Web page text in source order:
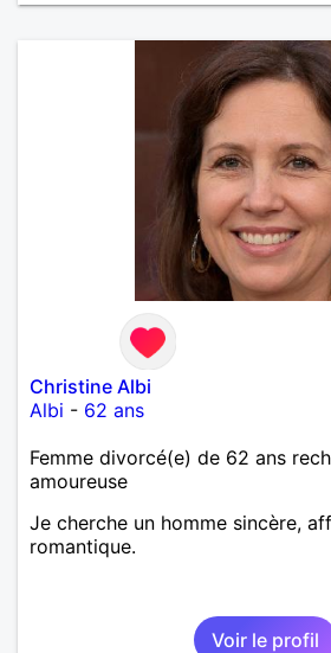
Christine Albi
Albi - 62 ans
Femme divorcé(e) de 62 ans
amoureuse
Je cherche un homme sincère,
romantique.
Voir le profil